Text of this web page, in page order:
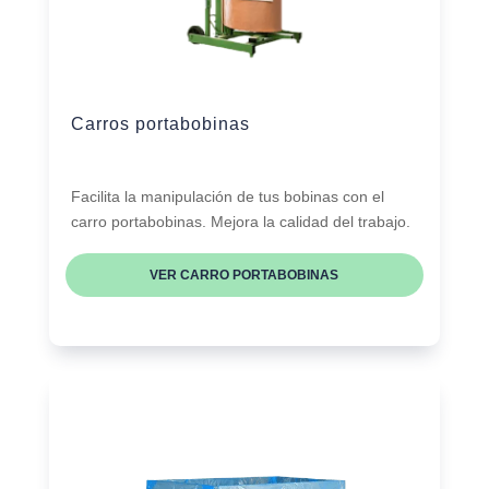
Carros portabobinas
Facilita la manipulación de tus bobinas con el
carro portabobinas. Mejora la calidad del trabajo.
VER CARRO PORTABOBINAS